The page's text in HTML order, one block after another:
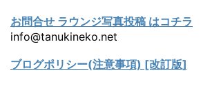
お問合せ ラウンジ写真投稿 はコチラ
info@tanukineko.net
ブログポリシー(注意事項) [改訂版]